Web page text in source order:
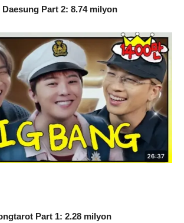
Daesung Part 2: 8.74 milyon
Part 1: 2.28 milyon